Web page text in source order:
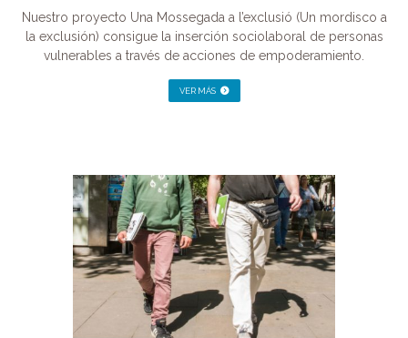
Nuestro proyecto Una Mossegada a l’exclusió (Un mordisco a
la exclusión) consigue la inserción sociolaboral de personas
vulnerables a través de acciones de empoderamiento.
VER MÁS